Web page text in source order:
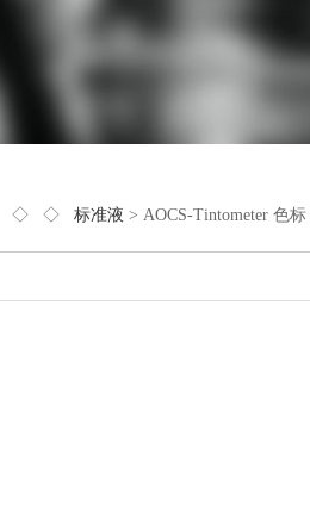
◇ ◇ 标准液 > AOCS-Tintometer 色